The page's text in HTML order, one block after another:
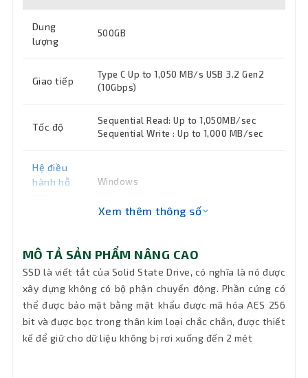
Dung
lượng
500GB
Giao tiếp
Type C Up to 1,050 MB/s USB 3.2 Gen2
(10Gbps)
Tốc độ
Sequential Read: Up to 1,050MB/sec
Sequential Write : Up to 1,000 MB/sec
Hệ điều
hành hỗ
Windows
thước
85 x 57 x 8.0mm (WxHxD)
lượng
58 g
Xem thêm thông số
MÔ TẢ SẢN PHẨM NÂNG CAO
SSD là viết tắt của Solid State Drive, có nghĩa là nó được
xây dựng không có bộ phận chuyển động. Phần cứng có
thể được bảo mật bằng mật khẩu được mã hóa AES 256
bit và được bọc trong thân kim loại chắc chắn, được thiết
kế để giữ cho dữ liệu không bị rơi xuống đến 2 mét